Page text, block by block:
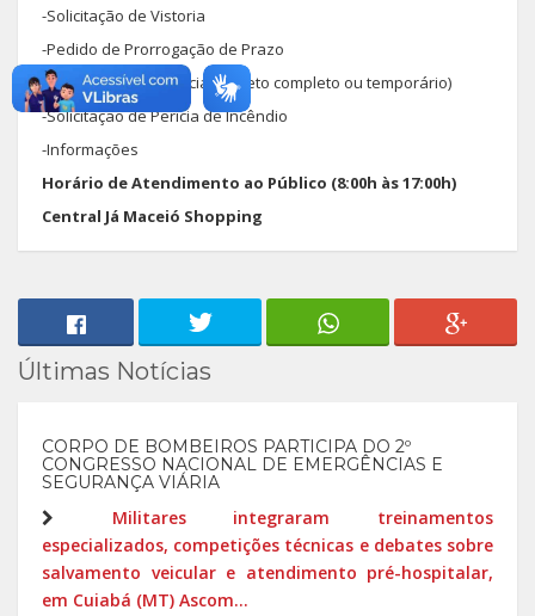
-Solicitação de Vistoria
-Pedido de Prorrogação de Prazo
-Retorno de Pendência (projeto completo ou temporário)
-Solicitação de Perícia de Incêndio
-Informações
Horário de Atendimento ao Público (8:00h às 17:00h)
Central Já Maceió Shopping
Últimas Notícias
CORPO DE BOMBEIROS PARTICIPA DO 2º
CONGRESSO NACIONAL DE EMERGÊNCIAS E
SEGURANÇA VIÁRIA
Militares integraram treinamentos
especializados, competições técnicas e debates sobre
salvamento veicular e atendimento pré-hospitalar,
em Cuiabá (MT) Ascom...